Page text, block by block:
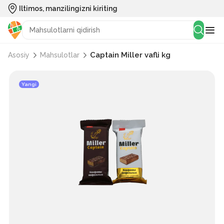
Iltimos, manzilingizni kiriting
Asosiy Mahsulotlar Captain Miller vafli kg
Yangi